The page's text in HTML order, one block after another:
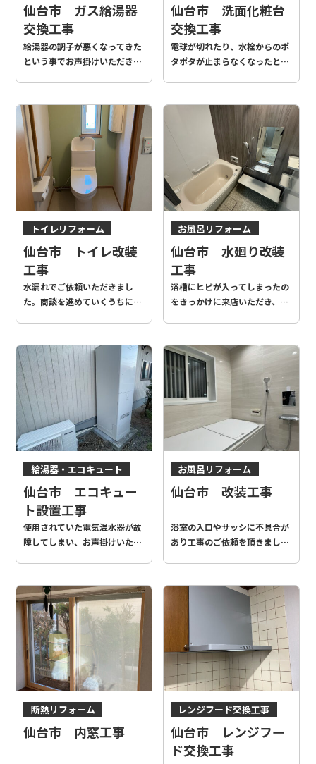
仙台市 ガス給湯器
交換工事
給湯器の調子が悪くなってきた
という事でお声掛けいただきま
おすすめいたしました。
仙台市 洗面化粧台
交換工事
電球が切れたり、水栓からのポ
タポタが止まらなくなったとい
三面鏡やシャワー水栓など使い
勝手も向上しました。
トイレリフォーム
内装
仙台市 トイレ改装
工事
水漏れでご依頼いただきまし
た。商談を進めていくうちに、
をより広く使用できるようにし
ました。黄緑のアクセントクロ
スもきれいに仕上がり良かった
です。
お風呂リフォーム
トイレリフォーム
洗面化粧台リフォーム
内装
窓・ドア
仙台市 水廻り改装
工事
浴槽にヒビが入ってしまったの
をきっかけに来店いただき、浴
あわせて工事頂き、とても明る
い雰囲気となりました！お色も
統一感がありお洒落です♪
給湯器・エコキュート
仙台市 エコキュー
ト設置工事
使用されていた電気温水器が故
障してしまい、お声掛けいただ
えられると思います。
お風呂リフォーム
トイレリフォーム
内装
その他
仙台市 改装工事
浴室の入口やサッシに不具合が
あり工事のご依頼を頂きまし
レや 化粧台の交換工事も行わせ
ていただきました。何度も打ち
合わせを重ねる中で、より良い
商品選定と工事内容の確定がで
きたと思います。 何度もお時間
をいただいてしまったので、そ
の疲れを新しいお風呂で癒して
いただければ幸いです。
断熱リフォーム
窓・ドア
仙台市 内窓工事
レンジフード交換工事
仙台市 レンジフー
ド交換工事